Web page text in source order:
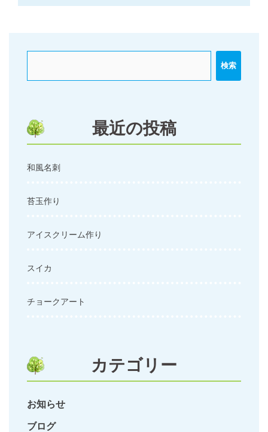
ゲ
ン
検索
最近の投稿
和風名刺
苔玉作り
アイスクリーム作り
スイカ
チョークアート
カテゴリー
お知らせ
ブログ